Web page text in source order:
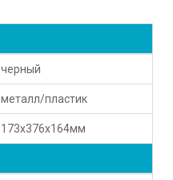
черный
металл/пластик
173x376x164мм